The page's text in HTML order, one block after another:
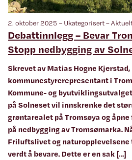
2. oktober 2025 – Ukategorisert –
Debattinnlegg – Bevar
Stopp nedbygging av
Skrevet av Matias Hogne Kjerstad,
kommunestyrerepresentant i
Kommune- og
på Solneset vil innskrenke det
grøntarealet på Tromsøya og
på nedbygging av Tromsømarka.
Friluftslivet og
verdt å bevare. Dette er en sak […]